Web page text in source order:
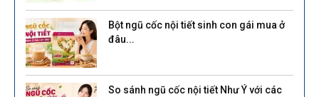
Bột ngũ cốc nội tiết sinh con gái mua ở
đâu...
So sánh ngũ cốc nội tiết Như Ý với các